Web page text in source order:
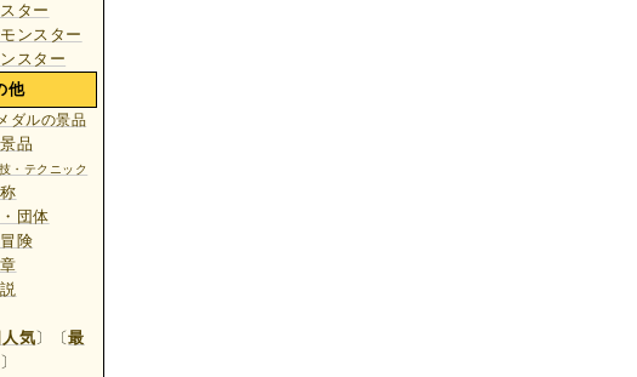
ター
ンスター
スター
他
ダルの景品
品
・テクニック
団体
険
気〕〔最
〕